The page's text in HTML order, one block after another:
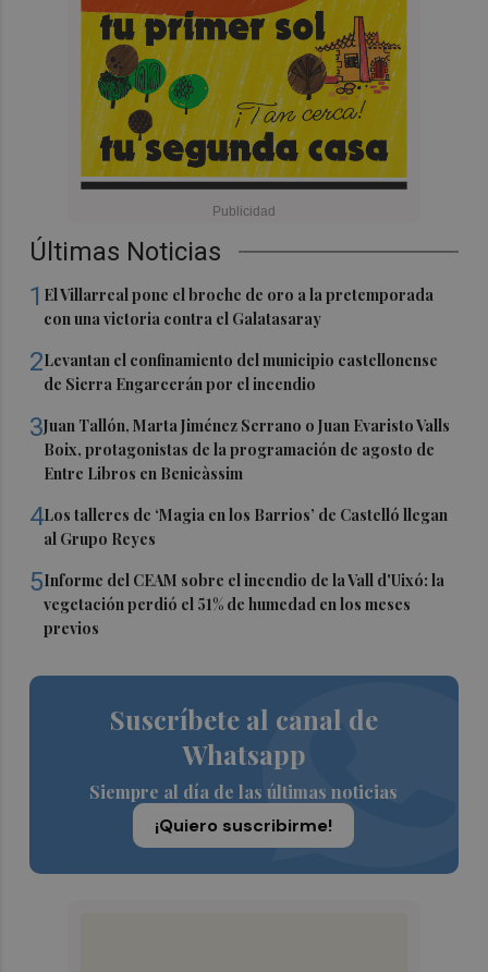
Últimas Noticias
1 El Villarreal pone el broche de oro a la pretemporada
con una victoria contra el Galatasaray
2Levantan el confinamiento del municipio castellonense
de Sierra Engarcerán por el incendio
3Juan Tallón, Marta Jiménez Serrano o Juan Evaristo Valls
Boix, protagonistas de la programación de agosto de
Entre Libros en Benicàssim
4Los talleres de ‘Magia en los Barrios’ de Castelló llegan
al Grupo Reyes
5Informe del CEAM sobre el incendio de la Vall d'Uixó: la
vegetación perdió el 51% de humedad en los meses
previos
Suscríbete al canal de
Whatsapp
Siempre al día de las últimas noticias
¡Quiero suscribirme!